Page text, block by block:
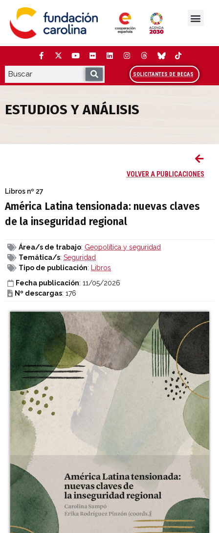
contenido
SOLICITANTES DE BECAS
ESTUDIOS Y ANÁLISIS
VOLVER A PUBLICACIONES
Libros nº 27
América Latina tensionada: nuevas claves
de la inseguridad regional
Área/s de trabajo: Geopolítica y seguridad
Temática/s: Seguridad
Tipo de publicación: Libros
Fecha publicación: 11/05/2026
Nº descargas: 176